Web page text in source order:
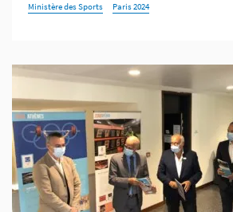
Ministère des Sports
Paris 2024